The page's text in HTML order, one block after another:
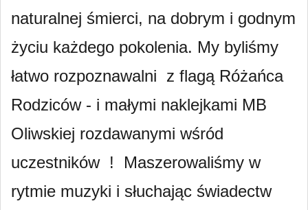
naturalnej śmierci, na dobrym i godnym
życiu każdego pokolenia. My byliśmy
łatwo rozpoznawalni z flagą Różańca
Rodziców - i małymi naklejkami MB
Oliwskiej rozdawanymi wśród
uczestników ! Maszerowaliśmy w
rytmie muzyki i słuchając świadectw